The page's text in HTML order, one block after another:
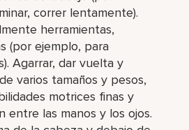
correr lentamente).
herramientas,
(por ejemplo, para
Agarrar, dar vuelta y
varios tamaños y pesos,
motrices finas y
entre las manos y los ojos.